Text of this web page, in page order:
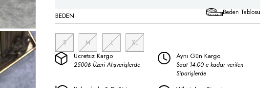
BEDEN
S M L XL
Beden Tablosu
Ücretsiz Kargo
2500₺ Üzeri Alışverişlerde
Aynı Gün Kargo
Saat 14:00 e kadar verilen
Siparişlerde